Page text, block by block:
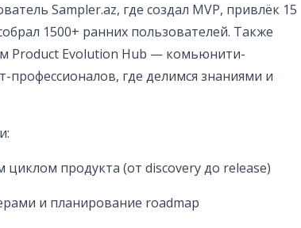
Sampler.az, где создал MVP, привлёк 15
1500+ ранних пользователей. Также
Product Evolution Hub — комьюнити-
профессионалов, где делимся знаниями и
продукта (от discovery до release)
и планирование roadmap